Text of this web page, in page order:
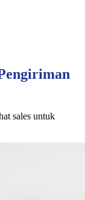
sales untuk